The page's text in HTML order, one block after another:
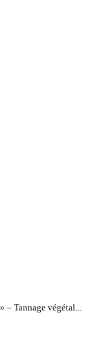
– Tannage végétal...